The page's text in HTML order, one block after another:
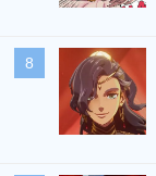
8